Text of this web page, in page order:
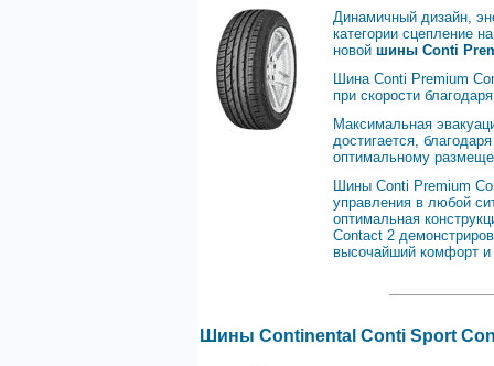
Динамичный дизайн,
категории сцепление
новой шины Conti
Шина Conti Premium
при скорости
Максимальная
достигается,
оптимальному
Шины Conti Premium
управления в любой
оптимальная
Contact 2
высочайший комфорт и
Шины Continental Conti Sport